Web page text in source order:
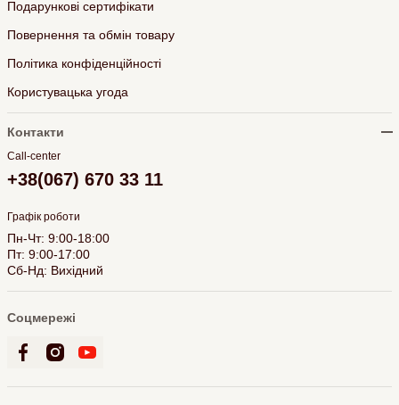
Подарункові сертифікати
Повернення та обмін товару
Політика конфіденційності
Користувацька угода
Контакти
Call-center
+38(067) 670 33 11
Графік роботи
Пн-Чт: 9:00-18:00
Пт: 9:00-17:00
Сб-Нд: Вихідний
Соцмережі